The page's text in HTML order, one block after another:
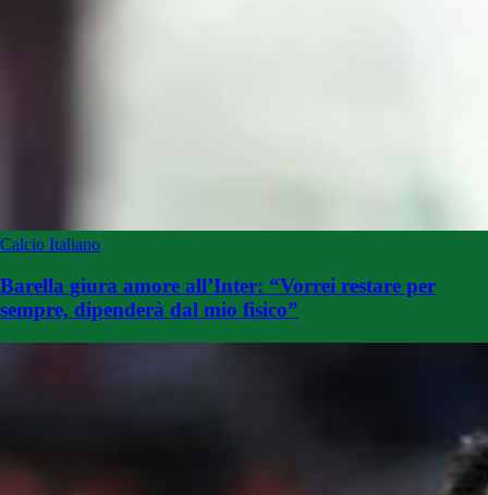
Calcio Italiano
Barella giura amore all’Inter: “Vorrei restare per
sempre, dipenderà dal mio fisico”